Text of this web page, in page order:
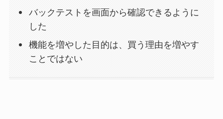
バックテストを画面から確認できるように
した
機能を増やした目的は、買う理由を増やす
ことではない